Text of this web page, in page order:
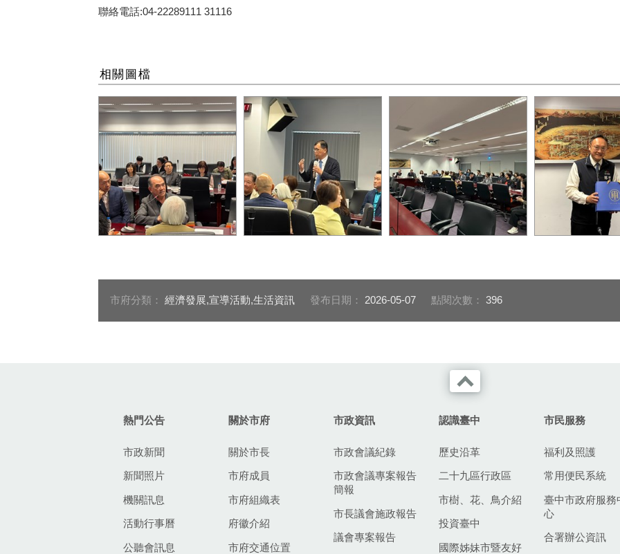
聯絡電話:04-22289111 31116
相關圖檔
市府分類： 經濟發展,宣導活動,生活資訊 發布日期： 2026-05-07 點閱次數： 396
熱門公告
市政新聞
新聞照片
機關訊息
活動行事曆
公聽會訊息
關於市府
關於市長
市府成員
市府組織表
府徽介紹
市府交通位置
市政資訊
市政會議紀錄
市政會議專案報告
簡報
市長議會施政報告
議會專案報告
認識臺中
歷史沿革
二十九區行政區
市樹、花、鳥介紹
投資臺中
國際姊妹市暨友好
市民服務
福利及照護
常用便民系統
臺中市政府服務
心
合署辦公資訊